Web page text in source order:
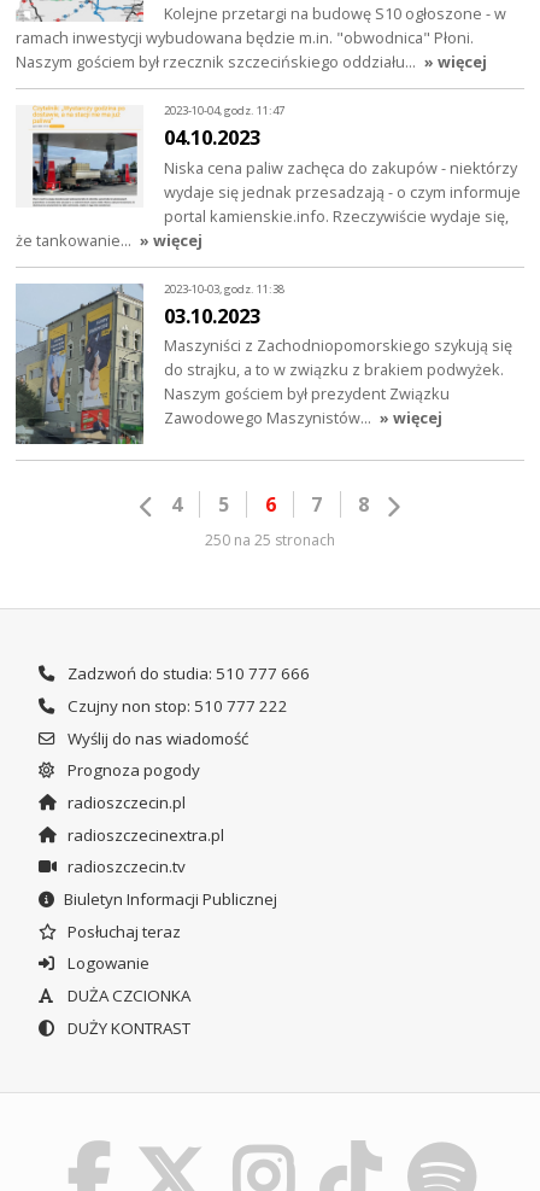
Kolejne przetargi na budowę S10 ogłoszone - w
ramach inwestycji wybudowana będzie m.in. "obwodnica" Płoni.
Naszym gościem był rzecznik szczecińskiego oddziału… » więcej
2023-10-04, godz. 11:47
04.10.2023
Niska cena paliw zachęca do zakupów - niektórzy
wydaje się jednak przesadzają - o czym informuje
portal kamienskie.info. Rzeczywiście wydaje się,
że tankowanie… » więcej
2023-10-03, godz. 11:38
03.10.2023
Maszyniści z Zachodniopomorskiego szykują się
do strajku, a to w związku z brakiem podwyżek.
Naszym gościem był prezydent Związku
Zawodowego Maszynistów… » więcej
4 5 6 7 8
250 na 25 stronach
Zadzwoń do studia: 510 777 666
Czujny non stop: 510 777 222
Wyślij do nas wiadomość
Prognoza pogody
radioszczecin.pl
radioszczecinextra.pl
radioszczecin.tv
Biuletyn Informacji Publicznej
Posłuchaj teraz
Logowanie
DUŻA CZCIONKA
DUŻY KONTRAST